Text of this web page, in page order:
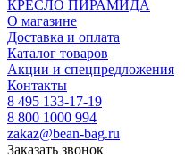
КРЕСЛО ПИРАМИДА
О магазине
Доставка и оплата
Каталог товаров
Акции и спецпредложения
Контакты
8 495 133-17-19
8 800 1000 994
zakaz@bean-bag.ru
Заказать звонок